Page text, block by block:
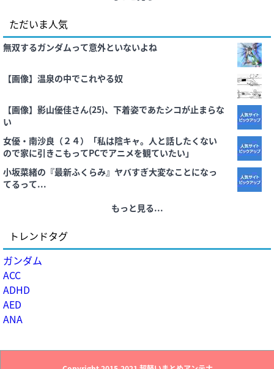
ただいま人気
無双するガンダムって意外といないよね
【画像】温泉の中でこれやる奴
【画像】影山優佳さん(25)、下着姿であたシコが止まらな
い
女優・南沙良（２４）「私は陰キャ。人と話したくない
ので家に引きこもってPCでアニメを観ていたい」
小坂菜緒の『最新ふくらみ』ヤバすぎ大変なことになっ
てるって...
もっと見る...
トレンドタグ
ガンダム
ACC
ADHD
AED
ANA